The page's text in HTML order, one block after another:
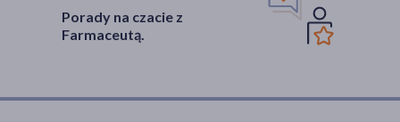
Porady na czacie z
Farmaceutą.